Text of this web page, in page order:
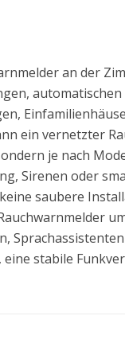
an der
ein vernetzter
je nach
Sirenen oder
saubere
stabile